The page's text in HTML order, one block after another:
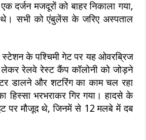
दर्जन मजदूरों को बाहर निकाला गया,
सभी को एंबुलेंस के जरिए अस्पताल
स्टेशन के पश्चिमी गेट पर यह ओवरब्रिज
लेकर रेलवे रेस्ट कैंप कॉलोनी को जोड़ने
डालने और शटरिंग का काम चल रहा
हिस्सा भरभराकर गिर गया। हादसे के
पर मौजूद थे, जिनमें से 12 मलबे में दब